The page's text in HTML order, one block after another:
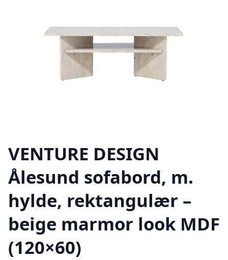
VENTURE DESIGN
Ålesund sofabord, m.
hylde, rektangulær –
beige marmor look MDF
(120×60)